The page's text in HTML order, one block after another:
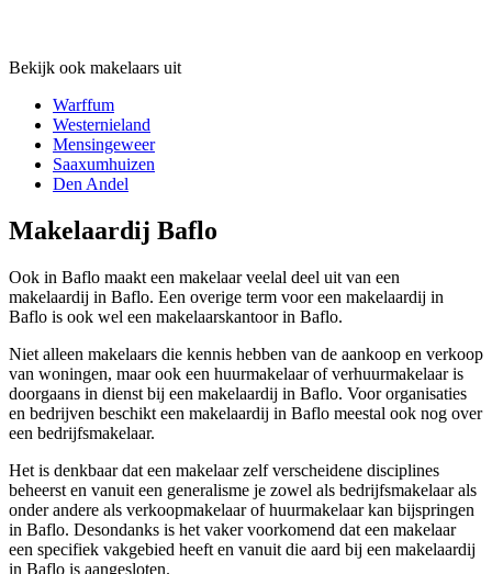
Bekijk ook makelaars uit
Warffum
Westernieland
Mensingeweer
Saaxumhuizen
Den Andel
Makelaardij Baflo
Ook in Baflo maakt een makelaar veelal deel uit van een
makelaardij in Baflo. Een overige term voor een makelaardij in
Baflo is ook wel een makelaarskantoor in Baflo.
Niet alleen makelaars die kennis hebben van de aankoop en verkoop
van woningen, maar ook een huurmakelaar of verhuurmakelaar is
doorgaans in dienst bij een makelaardij in Baflo. Voor organisaties
en bedrijven beschikt een makelaardij in Baflo meestal ook nog over
een bedrijfsmakelaar.
Het is denkbaar dat een makelaar zelf verscheidene disciplines
beheerst en vanuit een generalisme je zowel als bedrijfsmakelaar als
onder andere als verkoopmakelaar of huurmakelaar kan bijspringen
in Baflo. Desondanks is het vaker voorkomend dat een makelaar
een specifiek vakgebied heeft en vanuit die aard bij een makelaardij
in Baflo is aangesloten.